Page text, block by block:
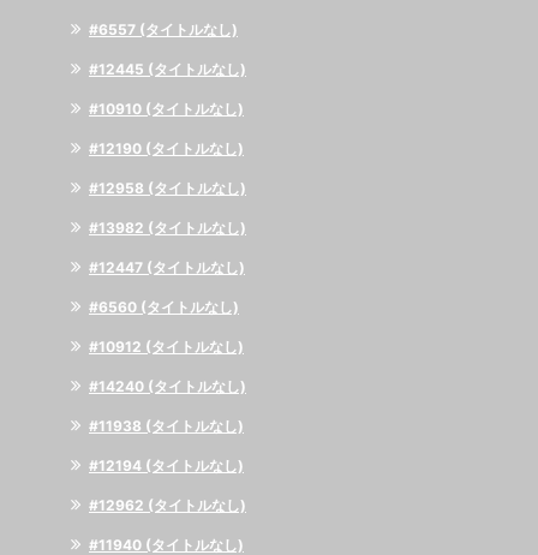
#6557 (タイトルなし)
#12445 (タイトルなし)
#10910 (タイトルなし)
#12190 (タイトルなし)
#12958 (タイトルなし)
#13982 (タイトルなし)
#12447 (タイトルなし)
#6560 (タイトルなし)
#10912 (タイトルなし)
#14240 (タイトルなし)
#11938 (タイトルなし)
#12194 (タイトルなし)
#12962 (タイトルなし)
#11940 (タイトルなし)